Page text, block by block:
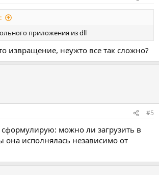
приложения из dll
извращение, неужто все так сложно?
#5
сформулирую: можно ли загрузить в
она исполнялась независимо от